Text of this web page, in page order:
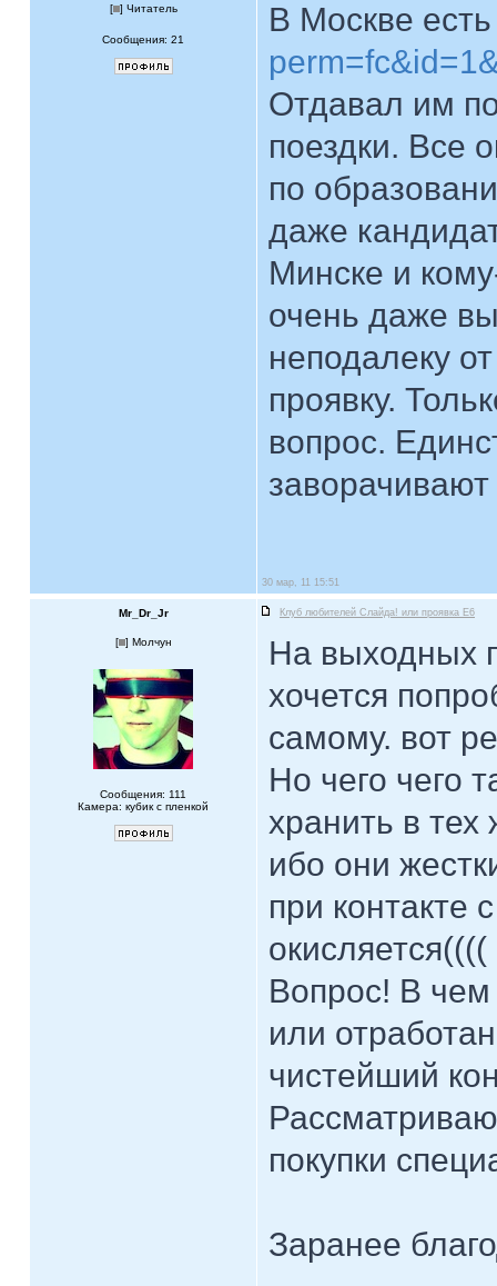
[ ] Читатель
Сообщения: 21
В Москве
Отдавал им
поездки. Все
по
даже
Минске и
очень даже
неподалеку
проявку.
вопрос.
30 мар, 11 15:51
Mr_Dr_Jr Клуб любителей Слайда! или проявка E6
[ ] Молчун
Сообщения: 111
Камера: кубик с пленкой
На выходных
хочется
самому. вот
Но чего чего
хранить в
ибо они
при контакте
окисляется((((
Вопрос! В чем
или
чистейший
покупки
Заранее